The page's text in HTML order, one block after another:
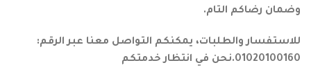
وضمان رضاكم التام.
للاستفسار والطلبات، يمكنكم التواصل معنا عبر الرقم:
01020100160.نحن في انتظار خدمتكم